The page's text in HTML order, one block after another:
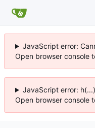
JavaScript error:
Open browser console
JavaScript error:
Open browser console